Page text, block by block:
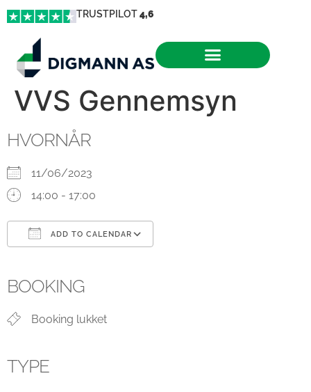
TRUSTPILOT4,6
VVS Gennemsyn
HVORNÅR
11/06/2023
14:00 - 17:00
ADD TO CALENDAR
BOOKING
Booking lukket
TYPE